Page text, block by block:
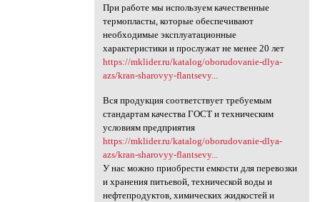
При работе мы используем качественные
термопласты, которые обеспечивают
необходимые эксплуатационные
характеристики и прослужат не менее 20 лет
https://mklider.ru/katalog/oborudovanie-dlya-
azs/kran-sharovyy-flantsevy...
Вся продукция соответствует требуемым
стандартам качества ГОСТ и техническим
условиям предприятия
https://mklider.ru/katalog/oborudovanie-dlya-
azs/kran-sharovyy-flantsevy...
У нас можно приобрести емкости для перевозки
и хранения питьевой, технической воды и
нефтепродуктов, химических жидкостей и